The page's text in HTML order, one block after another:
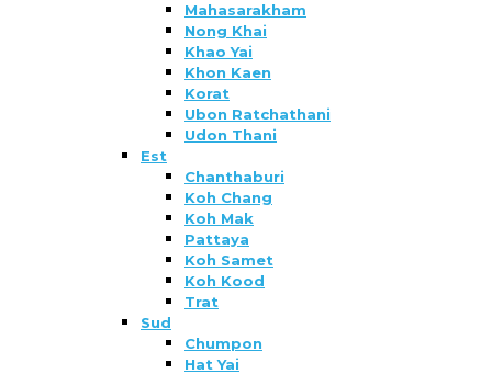
Mahasarakham
Nong Khai
Khao Yai
Khon Kaen
Korat
Ubon Ratchathani
Udon Thani
Est
Chanthaburi
Koh Chang
Koh Mak
Pattaya
Koh Samet
Koh Kood
Trat
Sud
Chumpon
Hat Yai